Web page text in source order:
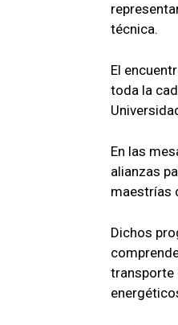
técnica.
El
toda la
En las
alianzas
maestrías
Dichos
transporte